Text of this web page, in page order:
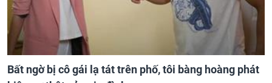
Bất ngờ bị cô gái lạ tát trên phố, tôi bàng hoàng phát